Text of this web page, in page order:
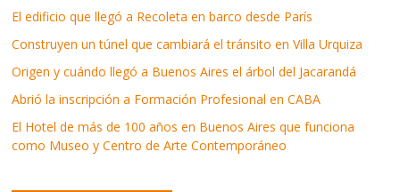
El edificio que llegó a Recoleta en barco desde París
Construyen un túnel que cambiará el tránsito en Villa Urquiza
Origen y cuándo llegó a Buenos Aires el árbol del Jacarandá
Abrió la inscripción a Formación Profesional en CABA
El Hotel de más de 100 años en Buenos Aires que funciona
como Museo y Centro de Arte Contemporáneo